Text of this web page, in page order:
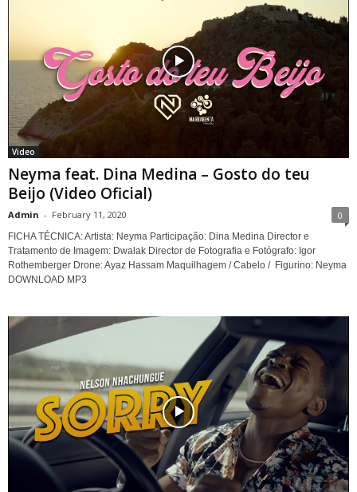
Video
Neyma feat. Dina Medina – Gosto do teu
Beijo (Video Oficial)
Admin - February 11, 2020 0
FICHA TÉCNICA: Artista: Neyma Participação: Dina Medina Director e
Tratamento de Imagem: Dwalak Director de Fotografia e Fotógrafo: Igor
Rothemberger Drone: Ayaz Hassam Maquilhagem / Cabelo / Figurino: Neyma
DOWNLOAD MP3